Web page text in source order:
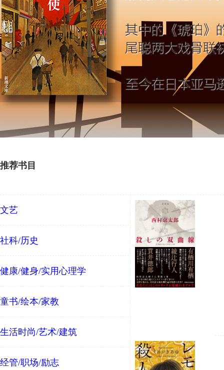
推荐书目
文艺
社科/历史
健康/健身/实用心理学
童书/绘本/家教
生活时尚/艺术/建筑
经管/职场/励志